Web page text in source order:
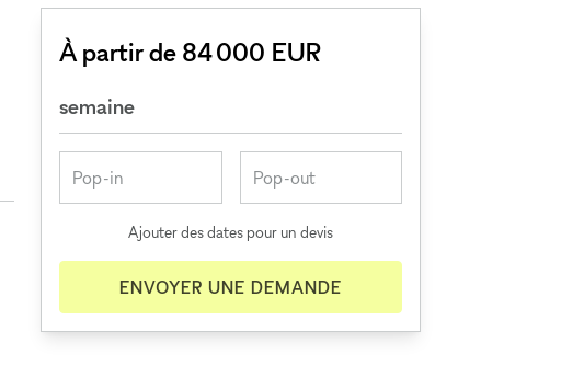
À partir de 84 000 EUR
semaine
Ajouter des dates pour un devis
ENVOYER UNE DEMANDE